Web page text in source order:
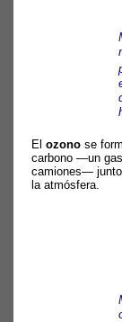
El ozono se
carbono —un
camiones—
la atmósfera.